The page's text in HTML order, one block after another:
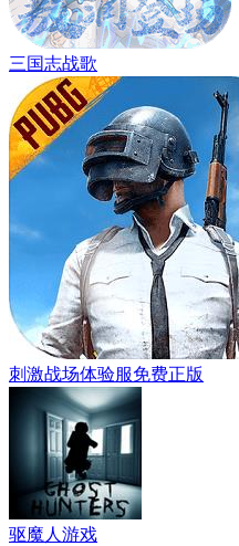
三国志战歌
刺激战场体验服免费正版
驱魔人游戏